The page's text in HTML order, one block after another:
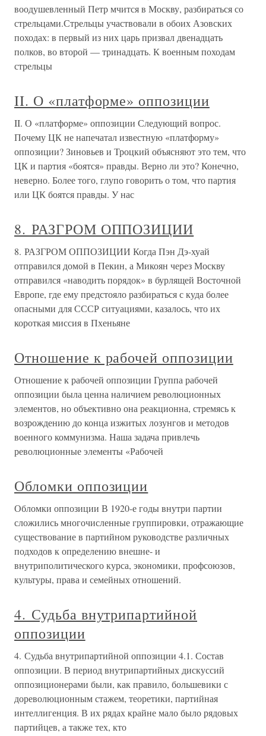
воодушевленный Петр мчится в Москву, разбираться со
стрельцами.Стрельцы участвовали в обоих Азовских
походах: в первый из них царь призвал двенадцать
полков, во второй — тринадцать. К военным походам
стрельцы
II. О «платформе» оппозиции
II. О «платформе» оппозиции Следующий вопрос.
Почему ЦК не напечатал известную «платформу»
оппозиции? Зиновьев и Троцкий объясняют это тем, что
ЦК и партия «боятся» правды. Верно ли это? Конечно,
неверно. Более того, глупо говорить о том, что партия
или ЦК боятся правды. У нас
8. РАЗГРОМ ОППОЗИЦИИ
8. РАЗГРОМ ОППОЗИЦИИ Когда Пэн Дэ-хуай
отправился домой в Пекин, а Микоян через Москву
отправился «наводить порядок» в бурлящей Восточной
Европе, где ему предстояло разбираться с куда более
опасными для СССР ситуациями, казалось, что их
короткая миссия в Пхеньяне
Отношение к рабочей оппозиции
Отношение к рабочей оппозиции Группа рабочей
оппозиции была ценна наличием революционных
элементов, но объективно она реакционна, стремясь к
возрождению до конца изжитых лозунгов и методов
военного коммунизма. Наша задача привлечь
революционные элементы «Рабочей
Обломки оппозиции
Обломки оппозиции В 1920-е годы внутри партии
сложились многочисленные группировки, отражающие
существование в партийном руководстве различных
подходов к определению внешне- и
внутриполитического курса, экономики, профсоюзов,
культуры, права и семейных отношений.
4. Судьба внутрипартийной
оппозиции
4. Судьба внутрипартийной оппозиции 4.1. Состав
оппозиции. В период внутрипартийных дискуссий
оппозиционерами были, как правило, большевики с
дореволюционным стажем, теоретики, партийная
интеллигенция. В их рядах крайне мало было рядовых
партийцев, а также тех, кто